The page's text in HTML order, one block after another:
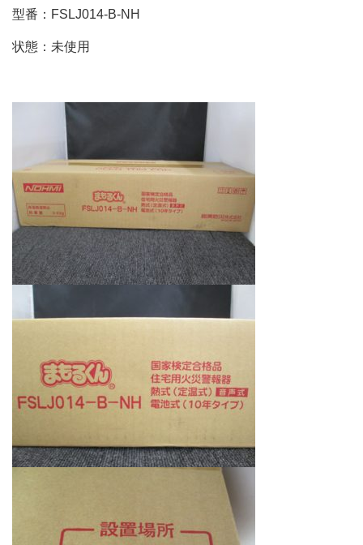
型番：FSLJ014-B-NH
状態：未使用